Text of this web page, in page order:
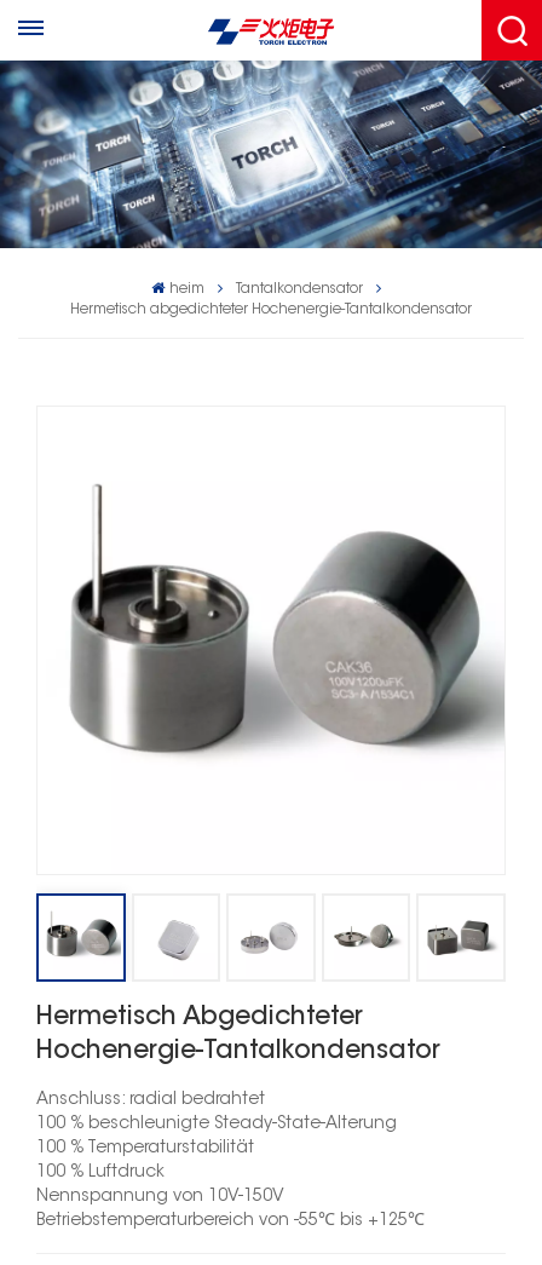
heim
Tantalkondensator
Hermetisch abgedichteter Hochenergie-Tantalkondensator
Hermetisch Abgedichteter
Hochenergie-Tantalkondensator
Anschluss: radial bedrahtet
100 % beschleunigte Steady-State-Alterung
100 % Temperaturstabilität
100 % Luftdruck
Nennspannung von 10V-150V
Betriebstemperaturbereich von -55℃ bis +125℃